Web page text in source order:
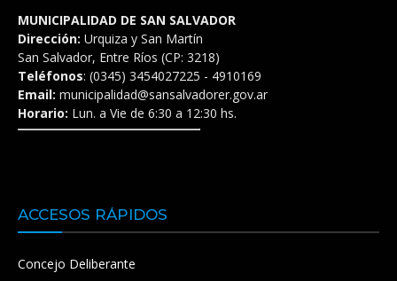
MUNICIPALIDAD DE SAN SALVADOR
Dirección: Urquiza y San Martín
San Salvador, Entre Ríos (CP: 3218)
Teléfonos: (0345) 3454027225 - 4910169
Email: municipalidad@sansalvadorer.gov.ar
Horario: Lun. a Vie de 6:30 a 12:30 hs.
ACCESOS RÁPIDOS
Concejo Deliberante